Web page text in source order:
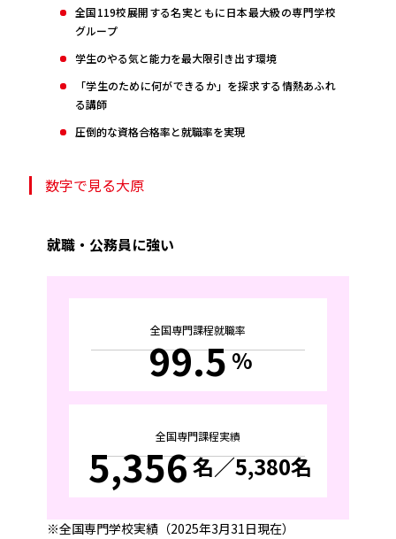
全国119校展開する名実ともに日本最大級の専門学校
グループ
学生のやる気と能力を最大限引き出す環境
「学生のために何ができるか」を探求する情熱あふれ
る講師
圧倒的な資格合格率と就職率を実現
数字で見る大原
就職・公務員に強い
全国専門課程就職率
99.5%
全国専門課程実績
5,356名／5,380名
全国専門学校実績（2025年3月31日現在）